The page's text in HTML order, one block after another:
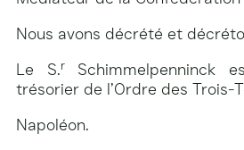
Nous avons décrété et
Le S.rSchimmelpenninck
trésorier de l’Ordre des Trois-
Napoléon.